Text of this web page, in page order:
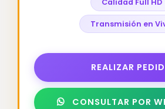
Calidad Full HD
Transmisión en
REALIZAR
CONSULTAR POR